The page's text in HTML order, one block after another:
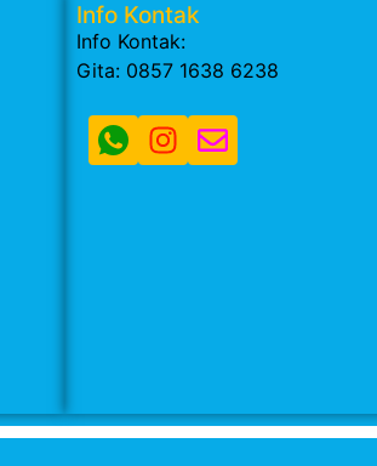
Info Kontak
Info Kontak:
Gita: 0857 1638 6238